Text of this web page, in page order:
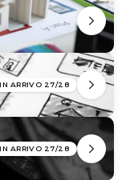
IN ARRIVO 27/28
IN ARRIVO 27/28